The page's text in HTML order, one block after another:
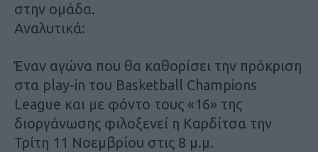
στην ομάδα.
Αναλυτικά:
Έναν αγώνα που θα καθορίσει την πρόκριση
στα play-in του Basketball Champions
League και με φόντο τους «16» της
διοργάνωσης φιλοξενεί η Καρδίτσα την
Τρίτη 11 Νοεμβρίου στις 8 μ.μ.